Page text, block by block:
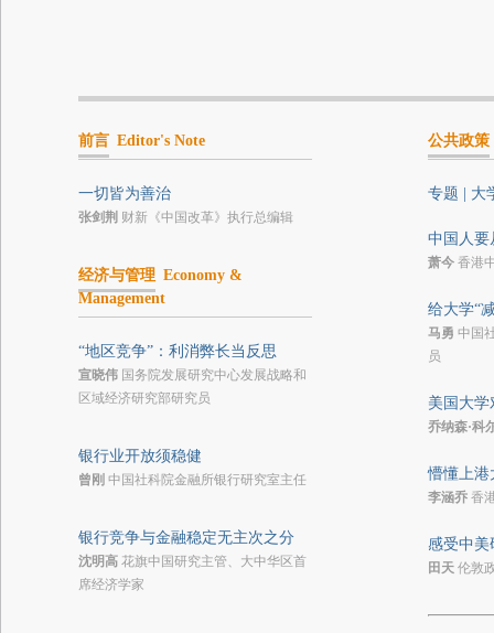
前言 Editor's Note
一切皆为善治
张剑荆 财新《中国改革》执行总编辑
经济与管理 Economy &
Management
“地区竞争”：利消弊长当反思
宣晓伟 国务院发展研究中心发展战略和
区域经济研究部研究员
银行业开放须稳健
曾刚 中国社科院金融所银行研究室主任
银行竞争与金融稳定无主次之分
沈明高 花旗中国研究主管、大中华区首
席经济学家
公共政策
专题 | 大
中国人要
萧今 香港
给大学“
马勇 中国
员
美国大
乔纳森·科
懵懂上港
李涵乔 香
感受中美
田天 伦敦